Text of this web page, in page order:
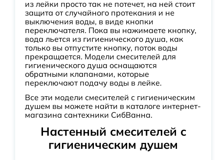
из лейки просто так не потечет, на ней стоит
защита от случайного протекания и не
выключения воды, в виде кнопки
переключателя. Пока вы нажимаете кнопку,
вода льется из гигиенического душа, как
только вы отпустите кнопку, поток воды
прекращается. Модели смесителей для
гигиенического душа оснащаются
обратными клапанами, которые
переключают подачу воды в лейке.
Все эти модели смесителей с гигиеническим
душем вы можете найти в каталоге интернет-
магазина сантехники СибВанна.
Настенный смесителей с
гигиеническим душем